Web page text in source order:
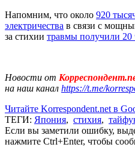
Напомним, что около 920
электричества в связи с
за стихии травмы получили 20
Новости от
на наш канал https://t.me/
Читайте Korrespondent.net в
ТЕГИ: Япония, стихия,
Если вы заметили ошибку,
нажмите Ctrl+Enter, чтобы